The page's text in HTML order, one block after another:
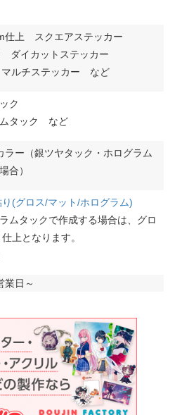
仕上 スクエアステッカー
ダイカットステッカー
ルチステッカー など
ク
タック など
ラー（銀ツヤタック・ホログラム
合）
り(グロス/マット/ホログラム)
ムタックで作成する場合は、グロ
上となります。
業日～